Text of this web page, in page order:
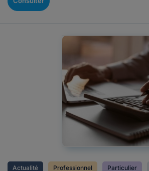
Actualité Professionnel Particulier